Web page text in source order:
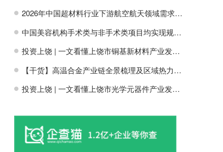
H 2026年中国超材料行业下游航空航天领域需求分析【组图】
H 中国美容机构手术类与非手术类项目均实现规模增长【组图】
H 投资上饶 | 一文看懂上饶市铜基新材料产业发展现状与投资机会前瞻
H 【干货】高温合金产业链全景梳理及区域热力地图
H 投资上饶 | 一文看懂上饶市光学元器件产业发展现状与投资机会前瞻